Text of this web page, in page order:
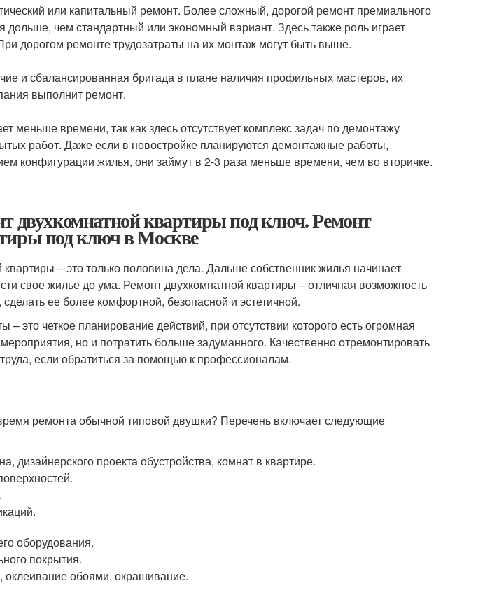
или капитальный ремонт. Более сложный, дорогой ремонт премиального
дольше, чем стандартный или экономный вариант. Здесь также роль играет
дорогом ремонте трудозатраты на их монтаж могут быть выше.
и сбалансированная бригада в плане наличия профильных мастеров, их
выполнит ремонт.
меньше времени, так как здесь отсутствует комплекс задач по демонтажу
работ. Даже если в новостройке планируются демонтажные работы,
конфигурации жилья, они займут в 2-3 раза меньше времени, чем во вторичке.
двухкомнатной квартиры под ключ. Ремонт
под ключ в Москве
– это только половина дела. Дальше собственник жилья начинает
свое жилье до ума. Ремонт двухкомнатной квартиры – отличная возможность
ее более комфортной, безопасной и эстетичной.
это четкое планирование действий, при отсутствии которого есть огромная
мероприятия, но и потратить больше задуманного. Качественно отремонтировать
если обратиться за помощью к профессионалам.
ремонта обычной типовой двушки? Перечень включает следующие
дизайнерского проекта обустройства, комнат в квартире.
оборудования.
покрытия.
оклеивание обоями, окрашивание.